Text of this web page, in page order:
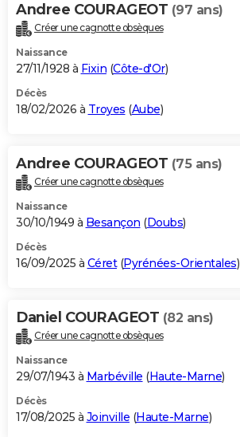
Alimentation
Guide de la santé
Maladies
Médicaments
Sommeil
VOYAGE
Destinations
City break
Voyage nature
Voyage de noces
Forum
Climat
+PHOTO
GUIDES D'ACHAT
BONS PLANS
Carte de Noël
Carte Bonne année
Carte Saint-Valentin
Carte Pâques
Carte d'anniversaire
DICTIONNAIRE
Dictionnaire
Biographies
Citations
Expressions
Proverbes
PROGRAMME TV
S'inscrire
Se connecter
Lycées
Collèges
Primaires
Universités
Entreprises
Service militaire
Avis de recherche
AVIS DE DÉCÈS
Bricolage
Lifestyle
Culture
Sport
Auto
Television
Voyage
Cinema
Andree COURAGEOT (97 ans)
Créer une cagnotte obsèques
Naissance
27/11/1928 à Fixin (Côte-d'Or)
Décès
18/02/2026 à Troyes (Aube)
Andree COURAGEOT (75 ans)
Créer une cagnotte obsèques
Naissance
30/10/1949 à Besançon (Doubs)
Décès
16/09/2025 à Céret(Pyrénées-Orientales)
Daniel COURAGEOT (82 ans)
Créer une cagnotte obsèques
Naissance
29/07/1943 à Marbéville (Haute-Marne)
Décès
17/08/2025 à Joinville (Haute-Marne)